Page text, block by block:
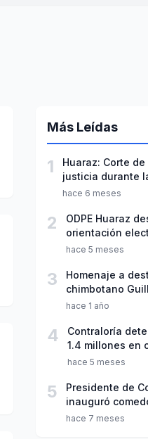
Más Leídas
1
Huaraz: Corte
justicia durante
hace 6 meses
2
ODPE Huaraz
orientación
hace 5 meses
3
Homenaje a
hace 1 año
4
Contraloría
1.4 millones en
hace 5 meses
5
Presidente de
inauguró
sanción penal
hace 7 meses